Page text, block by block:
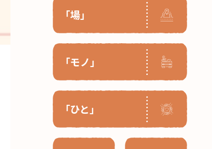
「場」
「モノ」
「ひと」